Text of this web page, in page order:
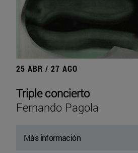
25 ABR / 27 AGO
Triple concierto
Fernando Pagola
Más información